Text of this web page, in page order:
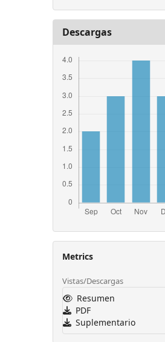
Descargas
Metrics
Vistas/Descargas
Resumen
PDF
Suplementario